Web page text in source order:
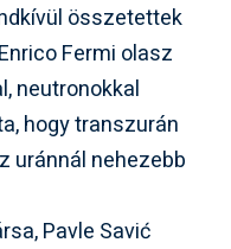
összetettek
Fermi olasz
neutronokkal
hogy transzurán
uránnál nehezebb
Pavle Savić